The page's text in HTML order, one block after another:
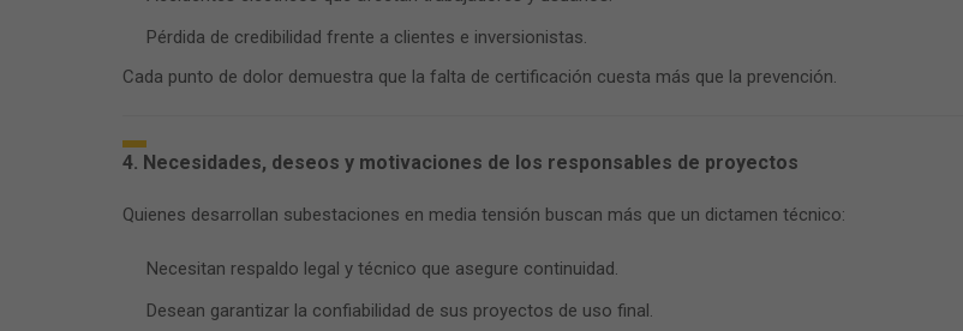
Pérdida de credibilidad frente a clientes e inversionistas.
Cada punto de dolor demuestra que la falta de certificación cuesta más que la prevención.
4. Necesidades, deseos y motivaciones de los responsables de proyectos
Quienes desarrollan subestaciones en media tensión buscan más que un dictamen técnico:
Necesitan respaldo legal y técnico que asegure continuidad.
Desean garantizar la confiabilidad de sus proyectos de uso final.